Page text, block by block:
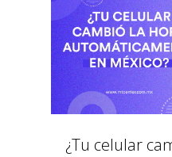
¿Tu celular